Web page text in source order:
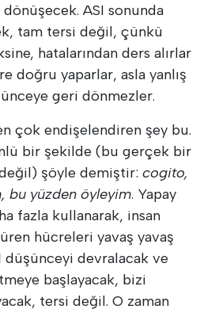
ASI sonunda
tam tersi değil, çünkü
hatalarından ders alırlar
doğru yaparlar, asla yanlış
geri dönmezler.
çok endişelendiren şey bu.
bir şekilde (bu gerçek bir
değil) şöyle demiştir: cogito,
bu yüzden öyleyim. Yapay
fazla kullanarak, insan
hücreleri yavaş yavaş
devralacak ve
başlayacak, bizi
tersi değil. O zaman